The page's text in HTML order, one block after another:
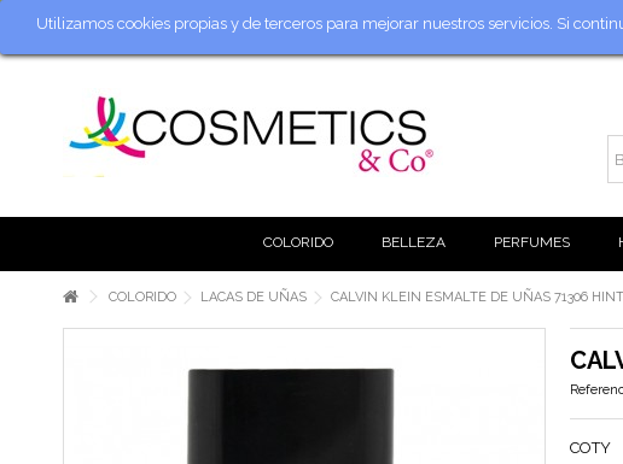
Utilizamos cookies propias y de terceros para mejorar nuestros servicios. Si
COLORIDO BELLEZA PERFUMES
COLORIDO LACAS DE UÑAS CALVIN KLEIN ESMALTE DE UÑAS 71306
COTY